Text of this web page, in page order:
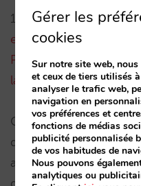
1.
Qu’est-ce que
et comment ça
Property Promotion
la vente directe et une
Cette nouvelle
de publier votre hôtel
avant dans les
Gérer les
cookies
Sur notre site web,
et ceux de tiers utilisés
analyser le trafic web,
navigation en
vos préférences et
fonctions de médias
publicité personnalisée
de vos habitudes de
Nous pouvons
analytiques ou